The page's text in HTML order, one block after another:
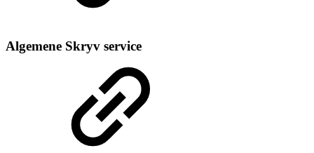
Algemene Skryv service